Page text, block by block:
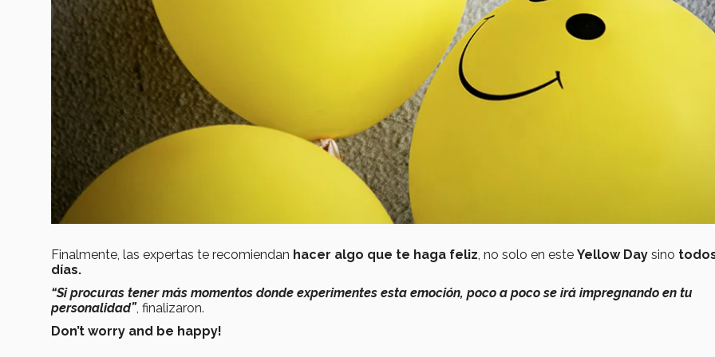
Finalmente, las expertas te recomiendan hacer algo que te haga feliz , no solo en este Yellow Day sino
días.
“Si procuras tener más momentos donde experimentes esta emoción, poco a poco se irá impregnando en tu
personalidad”, finalizaron.
Don’t worry and be happy!